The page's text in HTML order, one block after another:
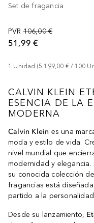
Set de fragancia
PVR 106,00 €
51,99 €
1 Unidad (5.199,00 € / 100
CALVIN KLEIN
ESENCIA DE LA
MODERNA
Calvin Klein es una
moda y estilo de vida.
nivel mundial que
modernidad y
su conocida colección
fragancias está
partido a la
Desde su lanzamiento,